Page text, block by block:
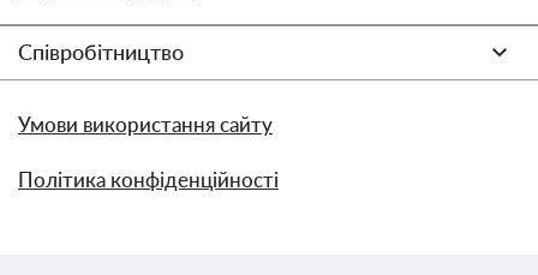
Співробітництво
Умови використання сайту
Політика конфіденційності